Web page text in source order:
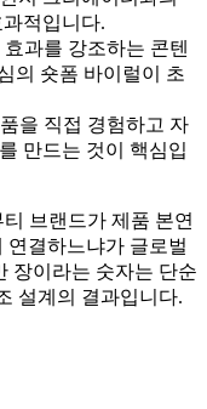
적입니다.
과를 강조하는 콘텐
의 숏폼 바이럴이 초
을 직접 경험하고 자
만드는 것이 핵심입
브랜드가 제품 본연
연결하느냐가 글로벌
장이라는 숫자는 단순
설계의 결과입니다.